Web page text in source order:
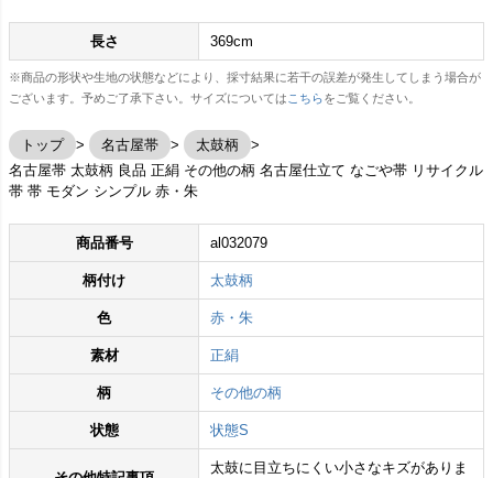
長さ 369cm
※商品の形状や生地の状態などにより、採寸結果に若干の誤差が発生してしまう場合が
ございます。予めご了承下さい。サイズについては こちらをご覧ください。
トップ 名古屋帯
太鼓柄
名古屋帯 太鼓柄 良品 正絹 その他の柄 名古屋仕立て なごや帯 リサイクル
帯 帯 モダン シンプル 赤・朱
商品番号 al032079
柄付け 太鼓柄
色 赤・朱
素材 正絹
柄 その他の柄
状態 状態S
太鼓に目立ちにくい小さなキズがありま